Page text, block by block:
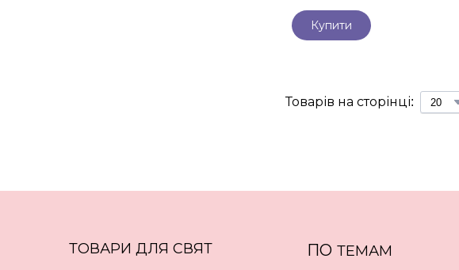
Купити
Товарів на сторінці:
ТОВАРИ ДЛЯ СВЯТ ПО ТЕМАМ